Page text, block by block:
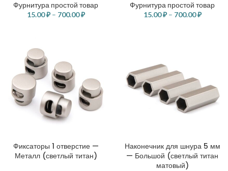
Фурнитура простой товар
15.00₽ – 700.00₽
Фурнитура простой товар
15.00₽ – 700.00₽
Фиксаторы 1 отверстие —
Металл (светлый титан)
Наконечник для шнура 5 мм
— Большой (светлый титан
матовый)